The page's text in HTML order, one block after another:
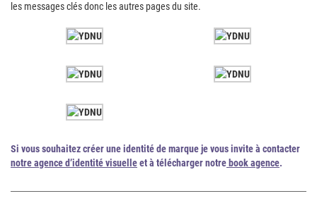
les messages clés donc les autres pages du site.
Si vous souhaitez créer une identité de marque je vous invite à contacter
notre agence d’identité visuelleet à télécharger notre book agence.